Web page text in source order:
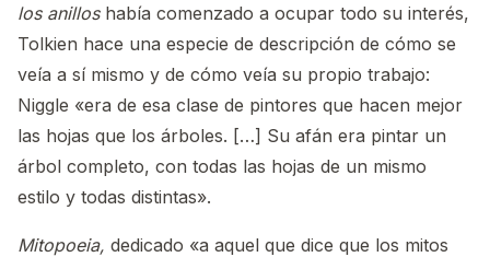
los anilloshabía comenzado a ocupar todo su interés,
Tolkien hace una especie de descripción de cómo se
veía a sí mismo y de cómo veía su propio trabajo:
Niggle «era de esa clase de pintores que hacen mejor
las hojas que los árboles. […] Su afán era pintar un
árbol completo, con todas las hojas de un mismo
estilo y todas distintas».
Mitopoeia, dedicado «a aquel que dice que los mitos